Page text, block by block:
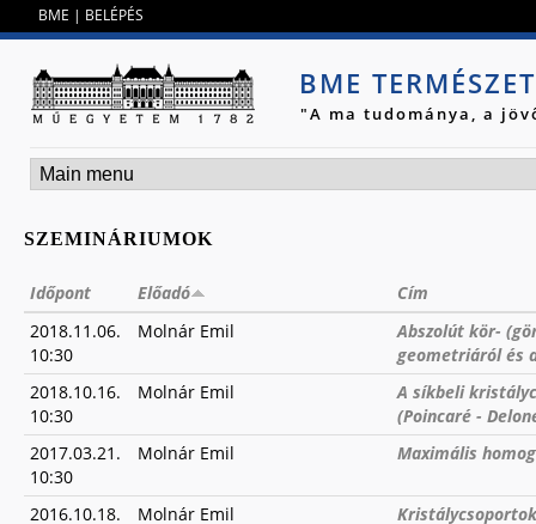
BME | BELÉPÉS
BME
"A ma tudománya, a
SZEMINÁRIUMOK
Időpont Előadó
Cím
2018.11.06.
10:30
Molnár Emil
Abszolút kör-
geometriáról és
2018.10.16.
10:30
Molnár Emil
A síkbeli
(Poincaré -
2017.03.21.
10:30
Molnár Emil Maximális
2016.10.18.
Molnár Emil